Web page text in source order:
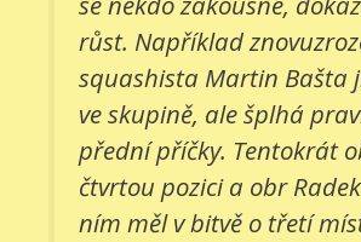
růst. Například
squashista Martin Bašta
ve skupině, ale šplhá
přední příčky. Tentokrát
čtvrtou pozici a obr
ním měl v bitvě o třetí